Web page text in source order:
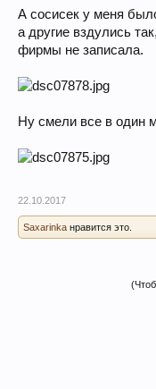
А сосисек у меня
а другие вздулись
фирмы не записала.
Ну смели все в один
22.10.2017
Saxarinka нравится это.